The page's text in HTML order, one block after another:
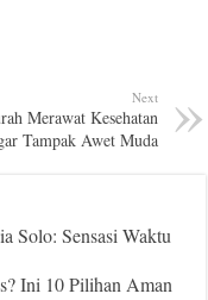
Next
Merawat Kesehatan
Tampak Awet Muda
Solo: Sensasi Waktu
Ini 10 Pilihan Aman